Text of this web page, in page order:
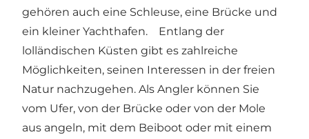
gehören auch eine Schleuse, eine Brücke und
ein kleiner Yachthafen. Entlang der
lolländischen Küsten gibt es zahlreiche
Möglichkeiten, seinen Interessen in der freien
Natur nachzugehen. Als Angler können Sie
vom Ufer, von der Brücke oder von der Mole
aus angeln, mit dem Beiboot oder mit einem